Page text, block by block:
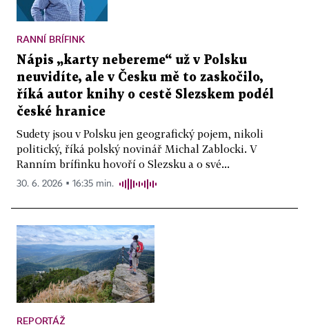
RANNÍ BRÍFINK
Nápis „karty nebereme“ už v Polsku
neuvidíte, ale v Česku mě to zaskočilo,
říká autor knihy o cestě Slezskem podél
české hranice
Sudety jsou v Polsku jen geografický pojem, nikoli
politický, říká polský novinář Michal Zablocki. V
Ranním brífinku hovoří o Slezsku a o své...
30. 6. 2026 ▪ 16:35 min.
REPORTÁŽ